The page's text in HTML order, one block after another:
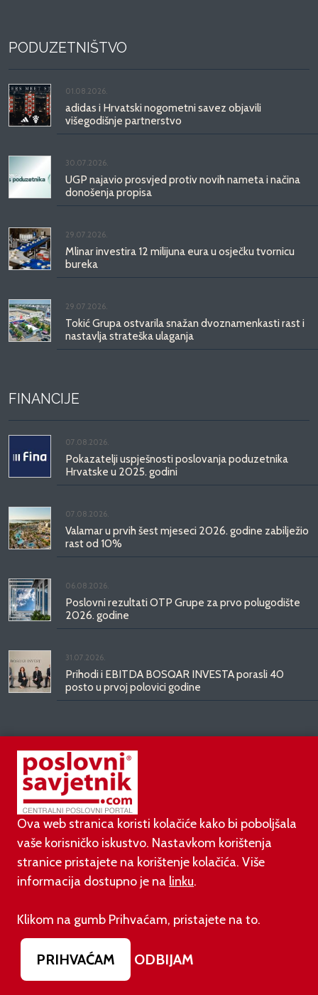
PODUZETNIŠTVO
01.08.2026.
adidas i Hrvatski nogometni savez objavili
višegodišnje partnerstvo
30.07.2026.
UGP najavio prosvjed protiv novih nameta i načina
donošenja propisa
29.07.2026.
Mlinar investira 12 milijuna eura u osječku tvornicu
bureka
29.07.2026.
Tokić Grupa ostvarila snažan dvoznamenkasti rast i
nastavlja strateška ulaganja
FINANCIJE
07.08.2026.
Pokazatelji uspješnosti poslovanja poduzetnika
Hrvatske u 2025. godini
07.08.2026.
Valamar u prvih šest mjeseci 2026. godine zabilježio
rast od 10%
06.08.2026.
Poslovni rezultati OTP Grupe za prvo polugodište
2026. godine
31.07.2026.
Prihodi i EBITDA BOSQAR INVESTA porasli 40
posto u prvoj polovici godine
SUPERPRODAVAČ
31.07.2026.
BCG: Luksuz više ne kupuje status, nego kvalitetu,
vrijeme i dugoročnu vrijednost
Zašto slanje poruka ne funkcionira kod 70 %
trgovaca (i kako to promijeniti)
Ova web stranica koristi kolačiće kako bi poboljšala
vaše korisničko iskustvo. Nastavkom korištenja
stranice pristajete na korištenje kolačića. Više
informacija dostupno je na linku.
Klikom na gumb Prihvaćam, pristajete na to.
PRIHVAĆAM ODBIJAM